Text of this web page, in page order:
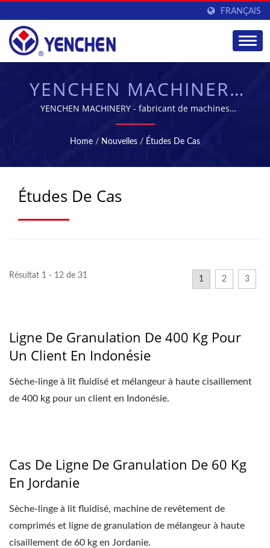
FRANÇAIS
YENCHEN MACHINERY
CO., LTD.
YENCHEN MACHINERY - fabricant de machines
pharmaceutiques leader à Taïwan
Home / Nouvelles / Études De Cas
Études De Cas
Résultat 1 - 12 de 31 1 2 3
Ligne De Granulation De 400 Kg Pour
Un Client En Indonésie
Sèche-linge à lit fluidisé et mélangeur à haute cisaillement
de 400 kg pour un client en Indonésie.
Cas De Ligne De Granulation De 60 Kg
En Jordanie
Sèche-linge à lit fluidisé, machine de revêtement de
comprimés et ligne de granulation de mélangeur à haute
cisaillement de 60 kg en Jordanie.